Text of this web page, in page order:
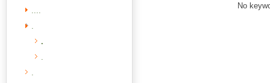
....
.
.
.
.
No